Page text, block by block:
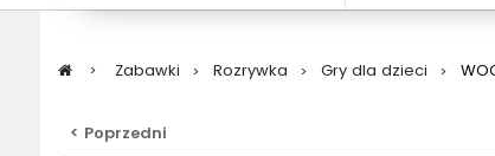
> Zabawki > Rozrywka > Gry dla dzieci >
< Poprzedni